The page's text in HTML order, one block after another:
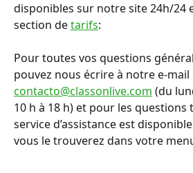
disponibles sur notre site 24h/24
section de tarifs:
Pour toutes vos questions
pouvez nous écrire à notre e-mail
contacto@classonlive.com (du
10 h à 18 h) et pour les
service d’assistance est
vous le trouverez dans votre